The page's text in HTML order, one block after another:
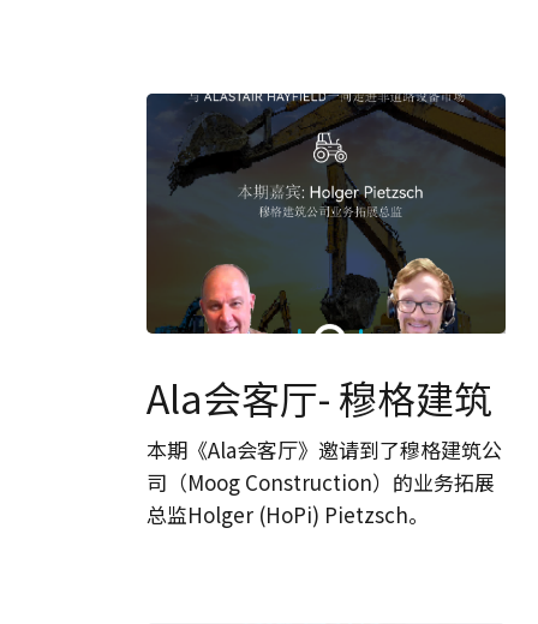
会
客
厅-
穆
格
Ala会客厅- 穆格建筑
本期《Ala会客厅》邀请到了穆格建筑公
司（Moog Construction）的业务拓展
总监Holger (HoPi) Pietzsch。